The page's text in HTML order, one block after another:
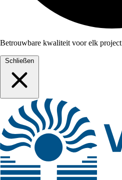
Betrouwbare kwaliteit voor elk project
Schließen